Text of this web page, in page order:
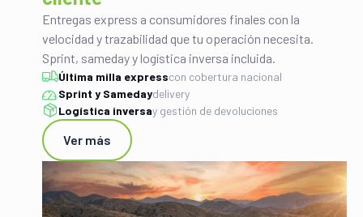
Entregas express a consumidores finales con la
velocidad y trazabilidad que tu operación necesita.
Sprint, sameday y logística inversa incluida.
Última milla expresscon cobertura nacional
Sprint y Samedaydelivery
Logística inversay gestión de devoluciones
Ver más